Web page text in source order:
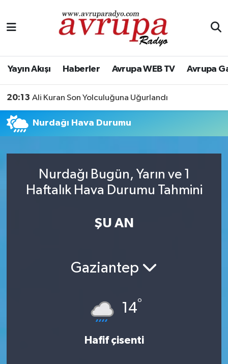
Yayın Akışı Haberler Avrupa WEB TV Avrupa
20:13 Ali Kuran Son Yolculuğuna Uğurlandı
Nurdağı Hava Durumu
Nurdağı Bugün, Yarın ve 1
Haftalık Hava Durumu Tahmini
ŞU AN
Gaziantep
14°
Hafif çisenti
Yayın Akışı
Haberler
KÜLTÜR-SANAT
Genel
Nöbetçi Eczaneler
Hava Durumu
Tüm Manşetler
Son Dakika Haberleri